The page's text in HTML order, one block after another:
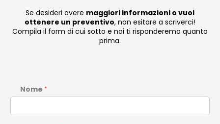
Se desideri avere maggiori informazioni o vuoi
ottenere un preventivo, non esitare a scriverci!
Compila il form di cui sotto e noi ti risponderemo quanto
prima.
Nome *